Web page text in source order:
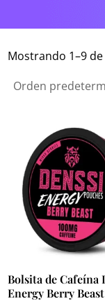
Mostrando 1–9
Bolsita de Cafeína
Energy Berry Beast